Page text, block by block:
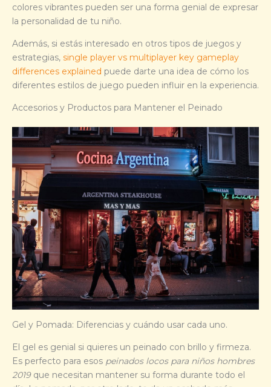
colores vibrantes pueden ser una forma genial de expresar
la personalidad de tu niño.
Además, si estás interesado en otros tipos de juegos y
estrategias, single player vs multiplayer key gameplay
differences explained puede darte una idea de cómo los
diferentes estilos de juego pueden influir en la experiencia.
Accesorios y Productos para Mantener el Peinado
Gel y Pomada: Diferencias y cuándo usar cada uno.
El gel es genial si quieres un peinado con brillo y firmeza.
Es perfecto para esos peinados locos para niños hombres
2019que necesitan mantener su forma durante todo el